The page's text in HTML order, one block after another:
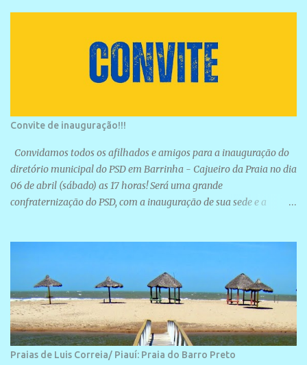
Convite de inauguração!!!
Convidamos todos os afilhados e amigos para a inauguração do
diretório municipal do PSD em Barrinha - Cajueiro da Praia no dia
06 de abril (sábado) as 17 horas! Será uma grande
confraternização do PSD, com a inauguração de sua sede e a
Praias de Luis Correia/ Piauí: Praia do Barro Preto